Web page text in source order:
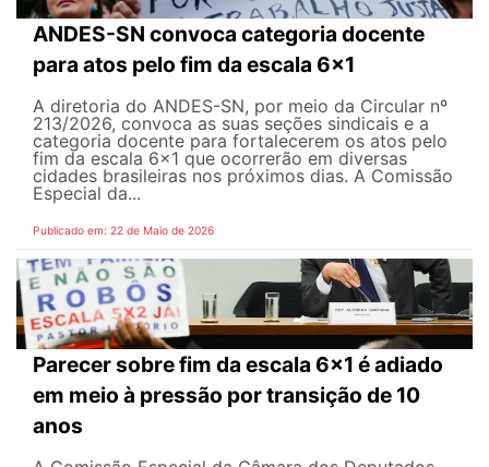
ANDES-SN convoca categoria docente
para atos pelo fim da escala 6x1
A diretoria do ANDES-SN, por meio da Circular nº
213/2026, convoca as suas seções sindicais e a
categoria docente para fortalecerem os atos pelo
fim da escala 6x1 que ocorrerão em diversas
cidades brasileiras nos próximos dias. A Comissão
Especial da...
Publicado em: 22 de Maio de 2026
Parecer sobre fim da escala 6x1 é adiado
em meio à pressão por transição de 10
anos